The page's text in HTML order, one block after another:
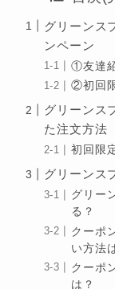
グリーンス
ンペーン
①友達
②初回
グリーンス
た注文方法
初回限
グリーンス
グリー
る？
クーポ
い方法
クーポ
は？